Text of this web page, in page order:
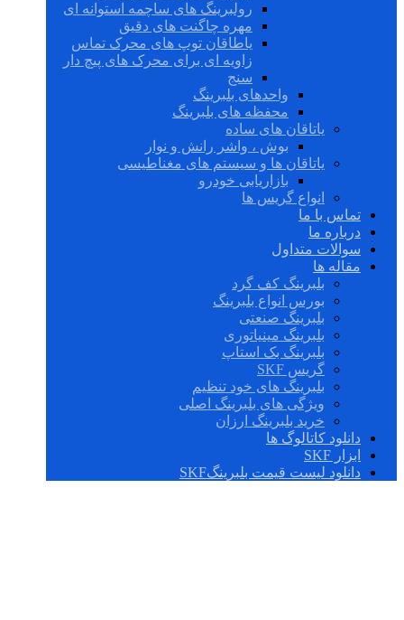
رولبرینگ های ساچمه استوانه ای
مهره چاگنت های دقیق
یاطاقان توپ های محرک تماس
زاویه ای برای محرک های پیچ دار
سنج
واحدهای بلبرینگ
محفظه های بلبرینگ
یاتاقان های ساده
بوش ، واشر رانش و نوار
یاتاقان ها و سیستم های مغناطیسی
بازاریابی خودرو
انواع گریس ها
تماس با ما
درباره ما
سوالات متداول
مقاله ها
بلبرینگ کف گرد
بورس انواع بلبرینگ
بلبرینگ صنعتی
بلبرینگ مینیاتوری
بلبرینگ بک استاپ
گریس SKF
بلبرینگ های خود تنظیم
ویژگی های بلبرینگ اصلی
خرید بلبرینگ ارزان
دانلود کاتالوگ ها
ابزار SKF
دانلود لیست قیمت بلبرینگSKF